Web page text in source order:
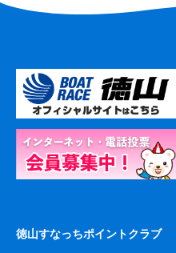
徳山すなっちポイントクラブ